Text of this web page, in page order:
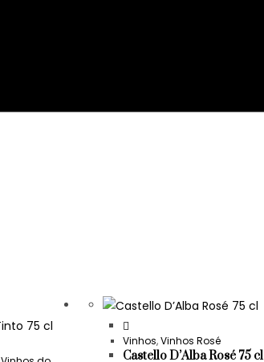
Vinhos,Vinhos Rosé
Castello D’Alba Rosé 75 cl